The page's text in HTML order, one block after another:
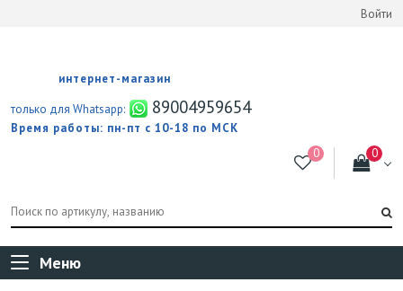
Войти
интернет-магазин
только для Whatsapp:
89004959654
Время работы: пн-пт с 10-18 по МСК
Меню